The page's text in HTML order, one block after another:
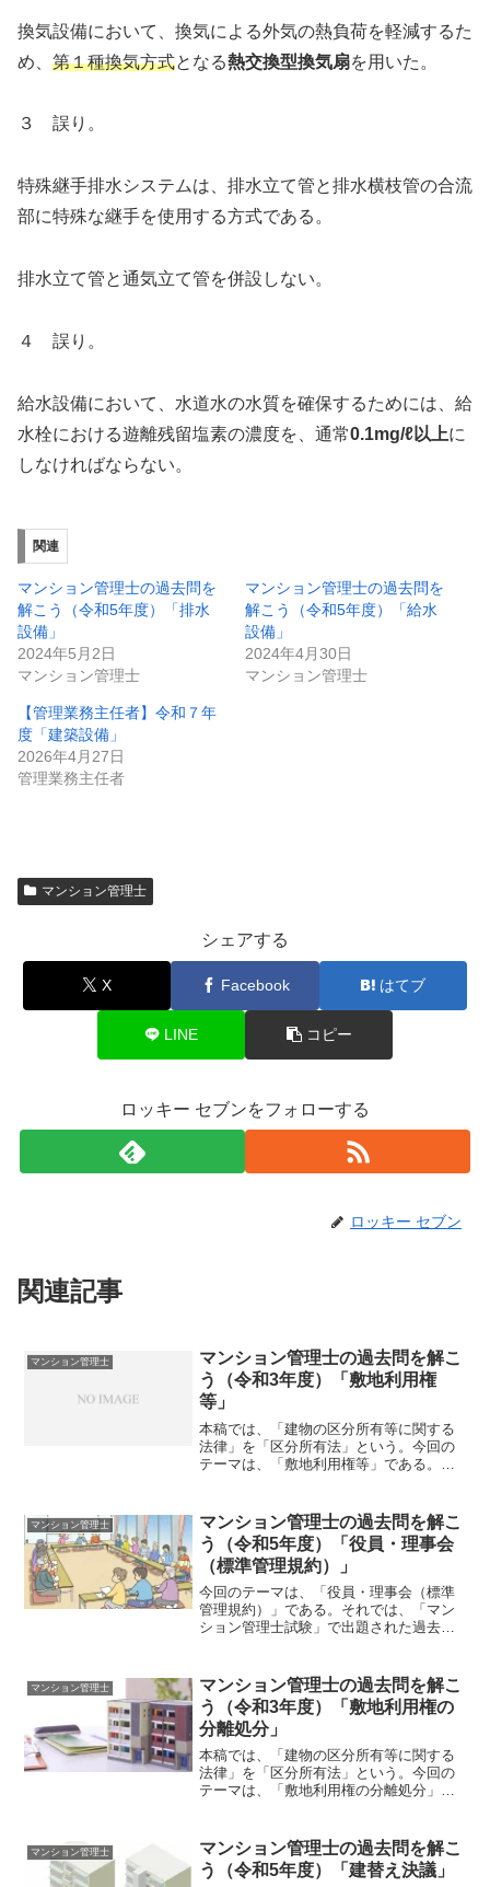
換気設備において、換気による外気の熱負荷を軽減するた
め、 第１種換気方式となる熱交換型換気扇を用いた。
３ 誤り。
特殊継手排水システムは、排水立て管と排水横枝管の合流
部に特殊な継手を使用する方式である。
排水立て管と通気立て管を併設しない。
４ 誤り。
給水設備において、水道水の水質を確保するためには、給
水栓における遊離残留塩素の濃度を、通常0.1mg/ℓ以上に
しなければならない。
関連
マンション管理士の過去問を
解こう（令和5年度）「排水
設備」
2024年5月2日
マンション管理士
マンション管理士の過去問を
解こう（令和5年度）「給水
設備」
2024年4月30日
マンション管理士
【管理業務主任者】令和７年
度「建築設備」
2026年4月27日
管理業務主任者
マンション管理士
シェアする
X Facebook はてブ
LINE コピー
ロッキー セブンをフォローする
ロッキー セブン
関連記事
マンション管理士
マンション管理士の過去問を解こ
う（令和3年度）「敷地利用権
等」
本稿では、「建物の区分所有等に関する
法律」を「区分所有法」という。今回の
テーマは、「敷地利用権等」である。そ
う。令和3年度 マンション管理士試験
〔問1〕〔問 １〕 Ａは...
マンション管理士
マンション管理士の過去問を解こ
う（令和5年度）「役員・理事会
（標準管理規約）」
今回のテーマは、「役員・理事会（標準
管理規約）」である。それでは、「マン
ション管理士試験」で出題された過去問
29〕 管理組合の役員及び理事会に関す
る次の記述のうち、標...
マンション管理士
マンション管理士の過去問を解こ
う（令和3年度）「敷地利用権の
分離処分」
本稿では、「建物の区分所有等に関する
法律」を「区分所有法」という。今回の
テーマは、「敷地利用権の分離処分」で
てみよう。令和3年度 マンション管理士
試験 〔問5〕〔問 ５...
マンション管理士
マンション管理士の過去問を解こ
う（令和5年度）「建替え決議」